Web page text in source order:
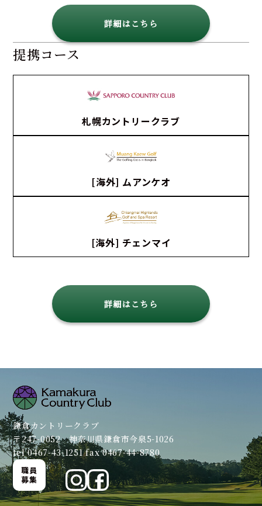
詳細はこちら
提携コース
札幌カントリークラブ
[海外] ムアンケオ
[海外] チェンマイ
詳細はこちら
鎌倉カントリークラブ
〒247-0052 神奈川県鎌倉市今泉5-1026
tel 0467-43-1251 fax 0467-44-8780
職員
募集